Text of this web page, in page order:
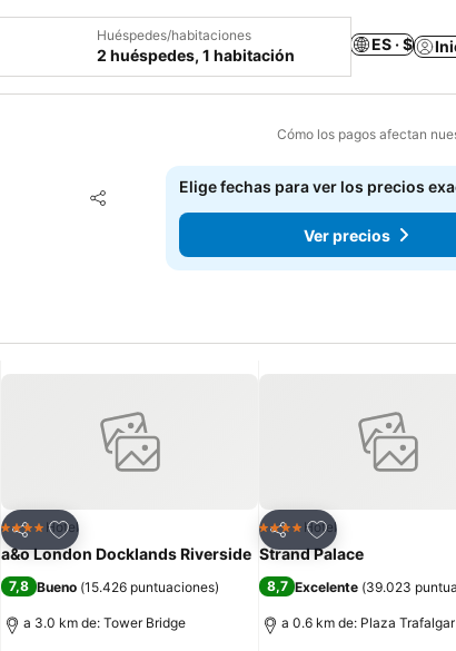
Huéspedes/habitaciones
2 huéspedes, 1 habitación
ES · $
Cómo los pagos afectan
Compartir
Agregar a favoritos
Elige fechas para ver los precios
Ver precios
Compartir
Agregar a favoritos
4 EstrellasHotel
a&o London Docklands Riverside
7,8 Bueno (15.426 puntuaciones)
a 3.0 km de: Tower Bridge
Compartir
Agregar a
4 EstrellasHotel
Strand Palace
8,7 Excelente (39.023
a 0.6 km de: Plaza Trafalgar